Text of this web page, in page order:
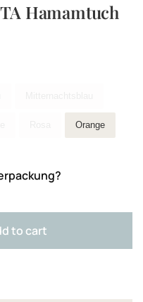
Hamamtuch
Orange
to cart